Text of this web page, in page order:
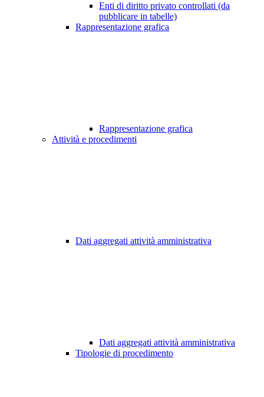
Enti di diritto privato controllati (da
pubblicare in tabelle)
Rappresentazione grafica
Rappresentazione grafica
Attività e procedimenti
Dati aggregati attività amministrativa
Dati aggregati attività amministrativa
Tipologie di procedimento